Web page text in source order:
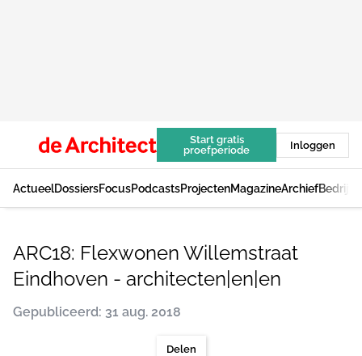
Start gratis
proefperiode
Inloggen
ActueelDossiersFocusPodcastsProjectenMagazineArchief
ARC18: Flexwonen Willemstraat
Eindhoven - architecten|en|en
Gepubliceerd: 31 aug. 2018
Delen